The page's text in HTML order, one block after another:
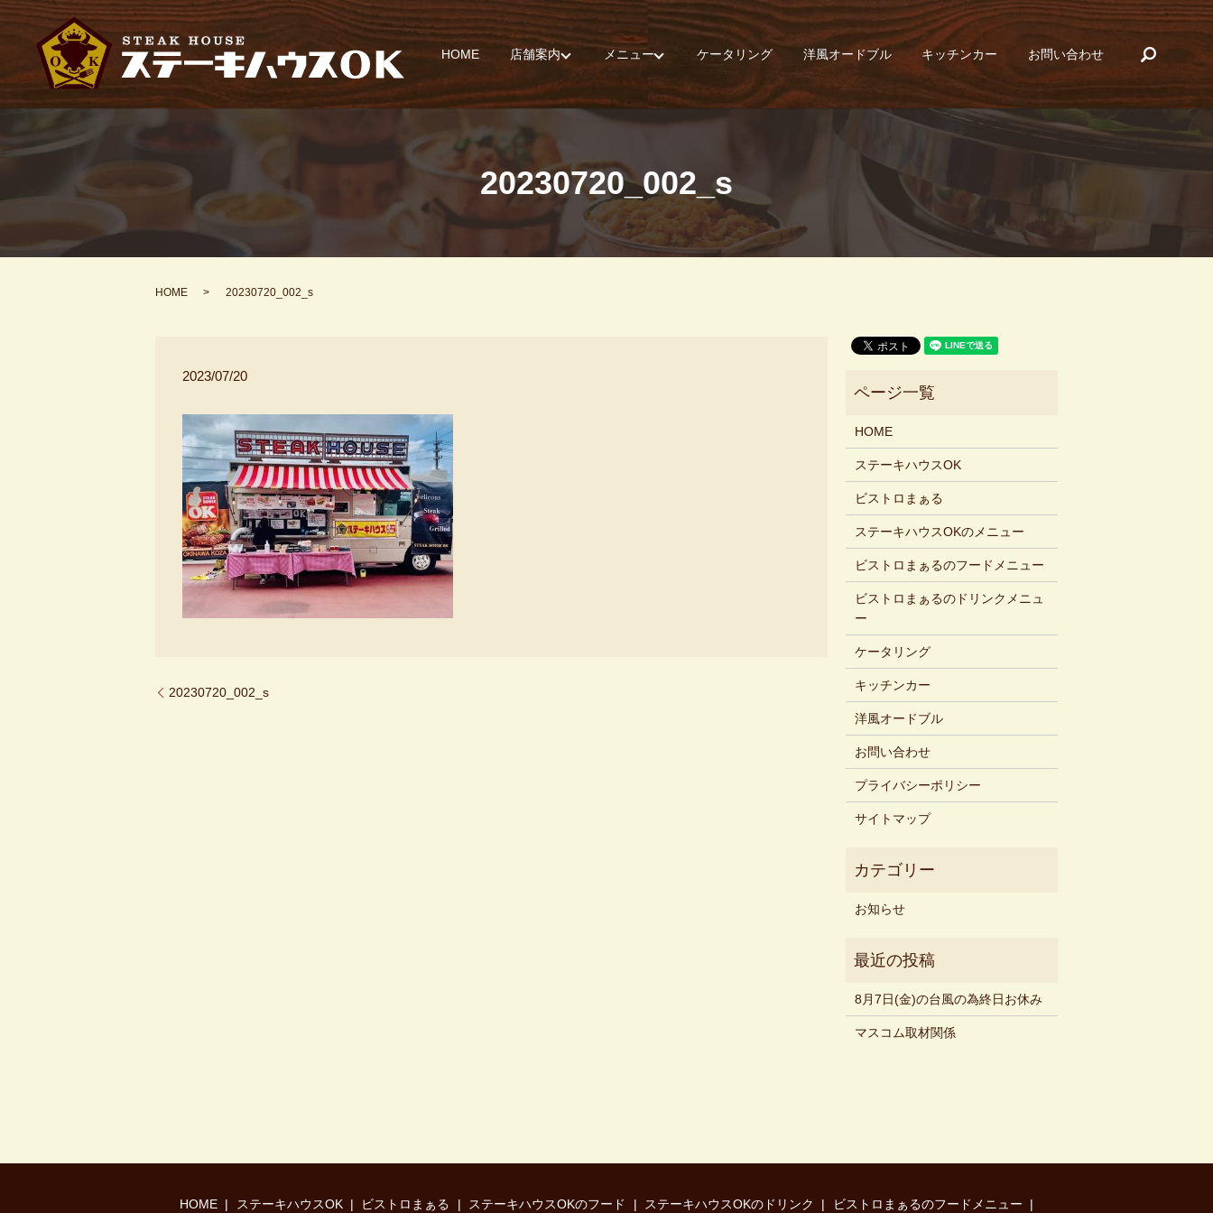
HOME 店舗案内 メニュー ケータリング 洋風オードブル キッチンカー お問い合わせ
20230720_002_s
HOME 20230720_002_s
2023/07/20
20230720_002_s
HOME
ステーキハウスOK
ビストロまぁる
ステーキハウスOKのメニュー
ビストロまぁるのフードメニュー
ビストロまぁるのドリンクメニュ
ー
ケータリング
キッチンカー
洋風オードブル
お問い合わせ
プライバシーポリシー
サイトマップ
お知らせ
8月7日(金)の台風の為終日お休み
マスコム取材関係
HOME ステーキハウスOK ビストロまぁる ステーキハウスOKのフード ステーキハウスOKのドリンク ビストロまぁるのフードメニュー